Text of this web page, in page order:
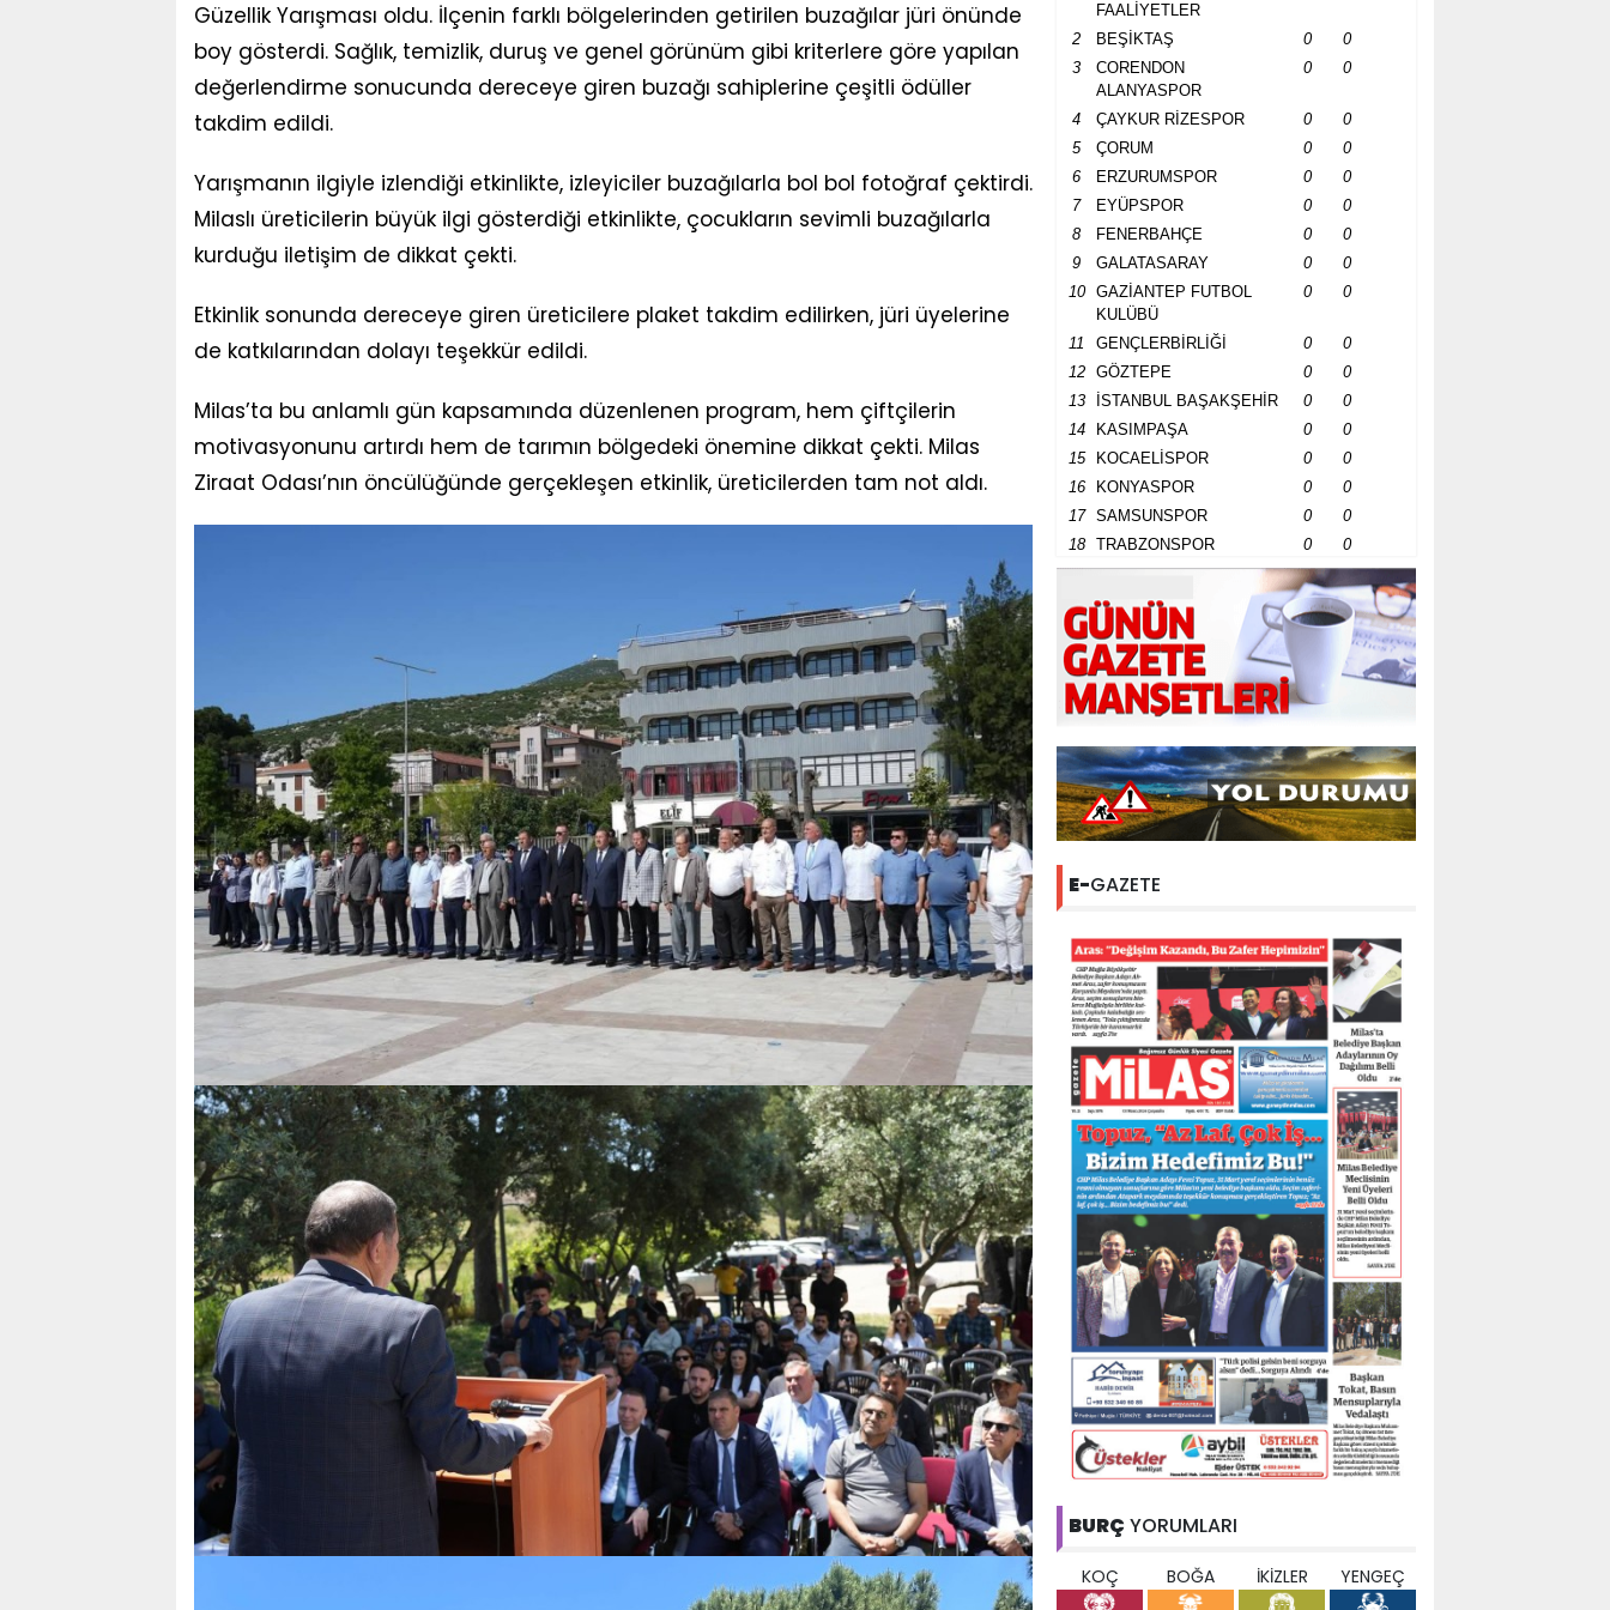
Güzellik Yarışması oldu. İlçenin farklı bölgelerinden getirilen buzağılar jüri önünde
boy gösterdi. Sağlık, temizlik, duruş ve genel görünüm gibi kriterlere göre yapılan
değerlendirme sonucunda dereceye giren buzağı sahiplerine çeşitli ödüller
takdim edildi.
Yarışmanın ilgiyle izlendiği etkinlikte, izleyiciler buzağılarla bol bol fotoğraf çektirdi.
Milaslı üreticilerin büyük ilgi gösterdiği etkinlikte, çocukların sevimli buzağılarla
kurduğu iletişim de dikkat çekti.
Etkinlik sonunda dereceye giren üreticilere plaket takdim edilirken, jüri üyelerine
de katkılarından dolayı teşekkür edildi.
Milas’ta bu anlamlı gün kapsamında düzenlenen program, hem çiftçilerin
motivasyonunu artırdı hem de tarımın bölgedeki önemine dikkat çekti. Milas
Ziraat Odası’nın öncülüğünde gerçekleşen etkinlik, üreticilerden tam not aldı.
FAALİYETLER
2 BEŞİKTAŞ 0
0
3
CORENDON
ALANYASPOR
0 0
4 ÇAYKUR RİZESPOR 0
0
5
ÇORUM 0
0
6
ERZURUMSPOR 0
0
7
EYÜPSPOR 0
0
8
FENERBAHÇE 0
0
9
GALATASARAY 0
0
10
GAZİANTEP FUTBOL
KULÜBÜ
0 0
11 GENÇLERBİRLİĞİ 0
0
12
GÖZTEPE 0
0
13
İSTANBUL BAŞAKŞEHİR 0
0
14
KASIMPAŞA 0
0
15
KOCAELİSPOR 0
0
16
KONYASPOR 0
0
17
SAMSUNSPOR 0
0
18
TRABZONSPOR 0 0
E-GAZETE
BURÇ YORUMLARI
KOÇ BOĞA İKİZLER YENGEÇ